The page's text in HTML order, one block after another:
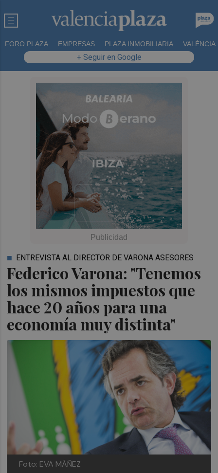
FORO PLAZA EMPRESAS PLAZA INMOBILIARIA VALÈNCIA
+ Seguir en Google
Federico Varona: "Tenemos
los mismos impuestos que
hace 20 años para una
economía muy distinta"
ENTREVISTA AL DIRECTOR DE VARONA ASESORES
Foto: EVA MÁÑEZ